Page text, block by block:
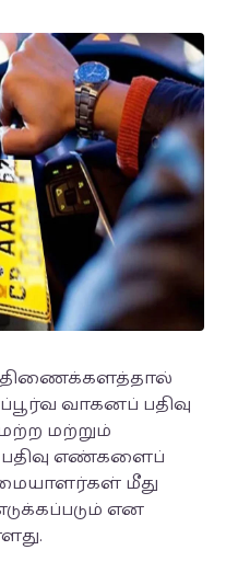
திணைக்களத்தால்
வாகனப் பதிவு
மற்றும்
எண்களைப்
மீது
என